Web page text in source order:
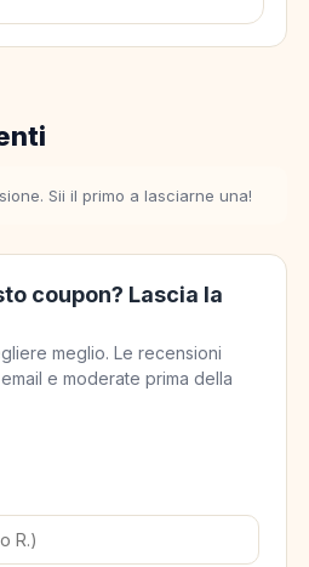
Sii il primo a lasciarne una!
coupon? Lascia la
meglio. Le recensioni
e moderate prima della